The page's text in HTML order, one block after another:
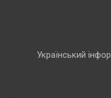
Український